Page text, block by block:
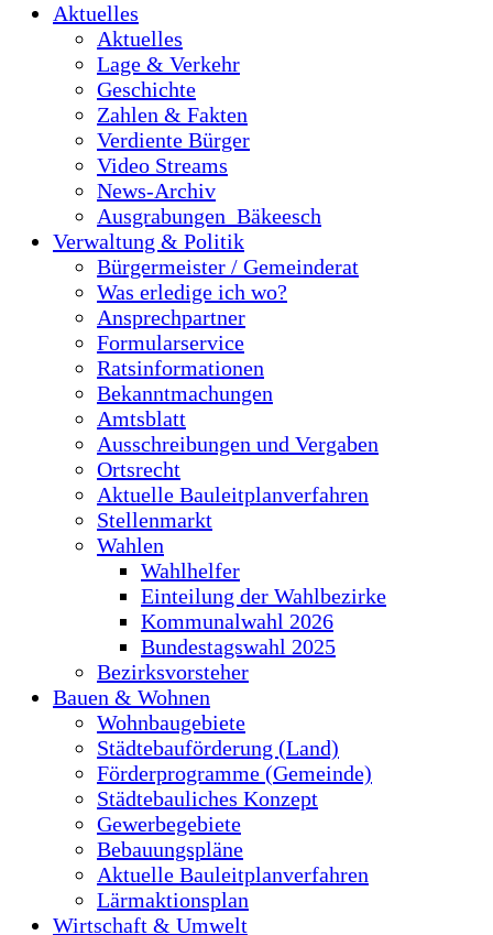
Aktuelles
Aktuelles
Lage & Verkehr
Geschichte
Zahlen & Fakten
Verdiente Bürger
Video Streams
News-Archiv
Ausgrabungen_Bäkeesch
Verwaltung & Politik
Bürgermeister / Gemeinderat
Was erledige ich wo?
Ansprechpartner
Formularservice
Ratsinformationen
Bekanntmachungen
Amtsblatt
Ausschreibungen und Vergaben
Ortsrecht
Aktuelle Bauleitplanverfahren
Stellenmarkt
Wahlen
Wahlhelfer
Einteilung der Wahlbezirke
Kommunalwahl 2026
Bundestagswahl 2025
Bezirksvorsteher
Bauen & Wohnen
Wohnbaugebiete
Städtebauförderung (Land)
Förderprogramme (Gemeinde)
Städtebauliches Konzept
Gewerbegebiete
Bebauungspläne
Aktuelle Bauleitplanverfahren
Lärmaktionsplan
Wirtschaft & Umwelt